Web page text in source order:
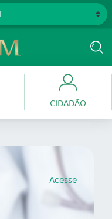
CIDADÃO
Acesse